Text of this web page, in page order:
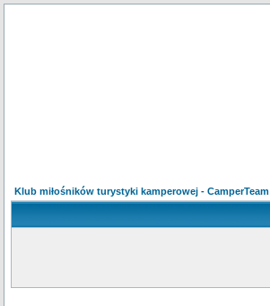
Klub miłośników turystyki kamperowej - CamperTeam